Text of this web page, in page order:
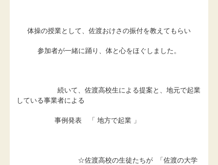
体操の授業として、佐渡おけさの振付を教えてもらい
参加者が一緒に踊り、体と心をほぐしました。
続いて、佐渡高校生による提案と、地元で起業
している事業者による
事例発表 「 地方で起業 」
☆佐渡高校の生徒たちが 「佐渡の大学